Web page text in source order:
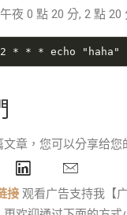
夜 0 點 20 分, 2 點 20
章，您可以分享给您
接 观看广告支持我【